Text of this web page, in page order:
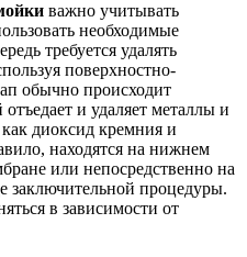
важно учитывать
необходимые
требуется удалять
поверхностно-
обычно происходит
и удаляет металлы и
диоксид кремния и
находятся на нижнем
или непосредственно на
заключительной процедуры.
в зависимости от